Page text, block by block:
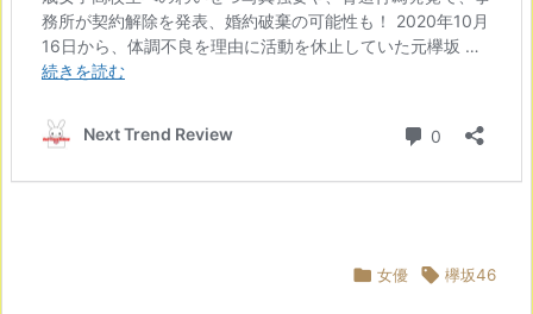
 女優  欅坂46